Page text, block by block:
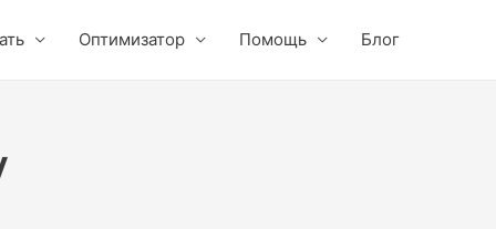
Оптимизатор Помощь Блог